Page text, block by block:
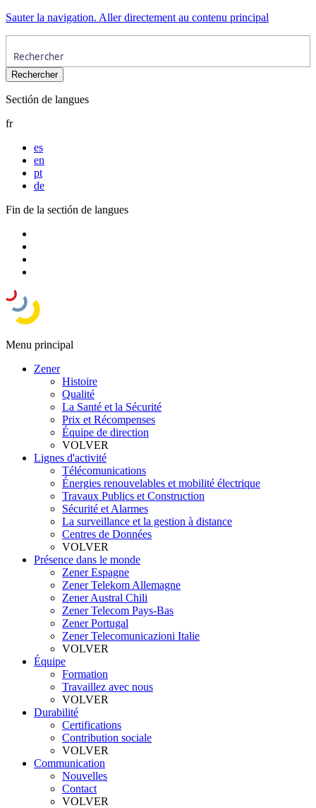
Sauter la navigation. Aller directement au contenu principal
Sectión de langues
fr
es
en
pt
de
Fin de la sectión de langues
Menu principal
Zener
Histoire
Qualité
La Santé et la Sécurité
Prix et Récompenses
Équipe de direction
VOLVER
Lignes d'activité
Télécomunications
Énergies renouvelables et mobilité électrique
Travaux Publics et Construction
Sécurité et Alarmes
La surveillance et la gestion à distance
Centres de Données
VOLVER
Présence dans le monde
Zener Espagne
Zener Telekom Allemagne
Zener Austral Chili
Zener Telecom Pays-Bas
Zener Portugal
Zener Telecomunicazioni Italie
VOLVER
Équipe
Formation
Travaillez avec nous
VOLVER
Durabilité
Certifications
Contribution sociale
VOLVER
Communication
Nouvelles
Contact
VOLVER